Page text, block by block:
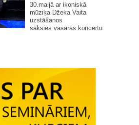
30.maijā ar ikoniskā
mūziķa Džeka Vaita
uzstāšanos
sāksies vasaras koncertu